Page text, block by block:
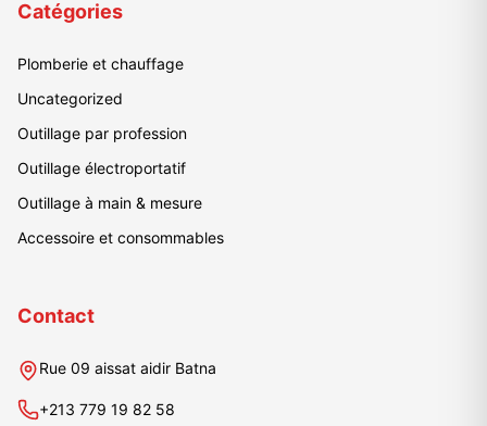
Catégories
Plomberie et chauffage
Uncategorized
Outillage par profession
Outillage électroportatif
Outillage à main & mesure
Accessoire et consommables
Contact
Rue 09 aissat aidir Batna
+213 779 19 82 58